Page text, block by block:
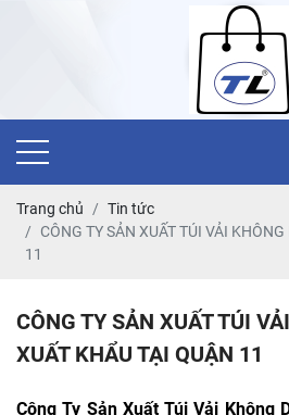
Trang chủ
Tin tức
CÔNG TY SẢN XUẤT TÚI VẢI
11
CÔNG TY SẢN XUẤT TÚI
XUẤT KHẨU TẠI QUẬN 11
Công Ty Sản Xuất Túi Vải Không